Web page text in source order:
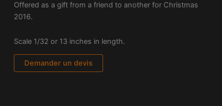
Offered as a gift from a friend to another for Christmas
2016.
Scale 1/32 or 13 inches in length.
Demander un devis